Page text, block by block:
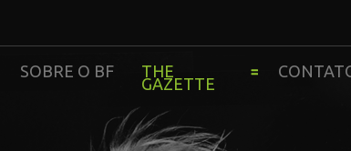
SOBRE O BF THE
GAZETTE